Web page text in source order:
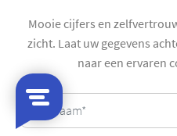
Mooie cijfers en
zicht. Laat uw gegevens
naar een ervaren